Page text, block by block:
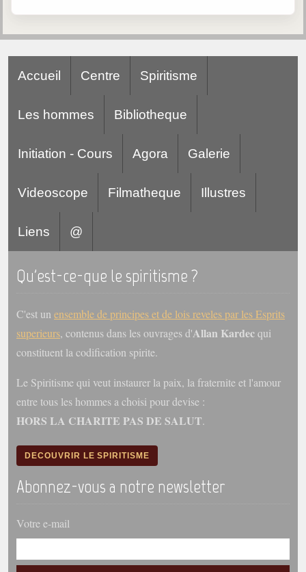
Accueil Centre Spiritisme
Les hommes Bibliotheque
Initiation - Cours Agora Galerie
Videoscope Filmatheque Illustres
Liens @
Qu'est-ce-que le spiritisme ?
C'est un ensemble de principes et de lois reveles par les Esprits
superieurs, contenus dans les ouvrages d'Allan Kardecqui
constituent la codification spirite.
Le Spiritisme qui veut instaurer la paix, la fraternite et l'amour
entre tous les hommes a choisi pour devise :
HORS LA CHARITE PAS DE SALUT.
DECOUVRIR LE SPIRITISME
Abonnez-vous a notre newsletter
Votre e-mail